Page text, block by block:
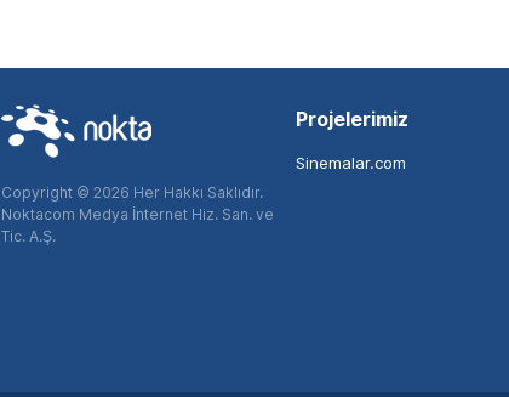
Copyright © 2026 Her Hakkı Saklıdır.
Noktacom Medya İnternet Hiz. San. ve
Tic. A.Ş.
Projelerimiz
Sinemalar.com